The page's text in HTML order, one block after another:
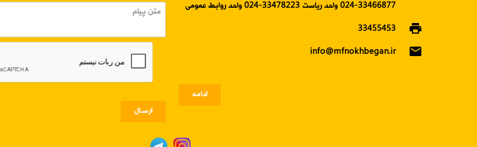
33466877-024 واحد ریاست 33478223-024 واحد روابط عمومی
print
33455453
email
info@mfnokhbegan.ir
ادامه
ارسـال